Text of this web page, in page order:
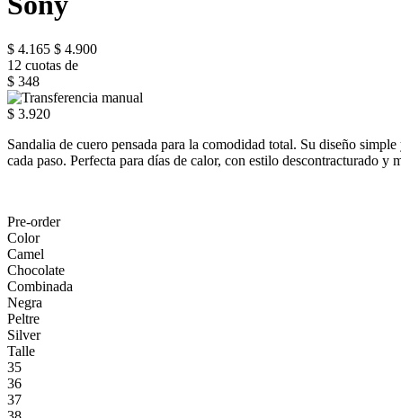
$ 4.165 $ 4.900
12 cuotas de
$ 348
$ 3.920
Sandalia de cuero pensada para la comodidad total. Su diseño
cada paso. Perfecta para días de calor, con estilo descontracturado
Pre-order
Color
Camel
Chocolate
Combinada
Negra
Peltre
Silver
Talle
35
36
37